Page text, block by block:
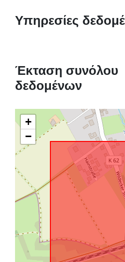
Υπηρεσίες
Έκταση συνόλου
δεδομένων
+
−